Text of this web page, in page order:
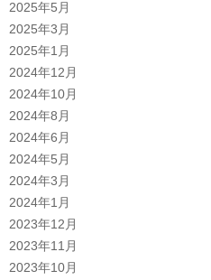
2025年5月
2025年3月
2025年1月
2024年12月
2024年10月
2024年8月
2024年6月
2024年5月
2024年3月
2024年1月
2023年12月
2023年11月
2023年10月